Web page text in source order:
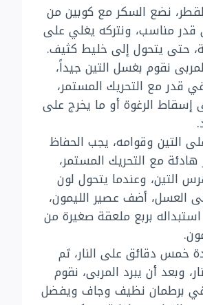
نضع السكر مع كوبين من
قدر مناسب، ونتركه يغلي على
حتى يتحول إلى خليط كثيف.
نقوم بغسل التين جيداً،
قدر مع التحريك المستمر،
إسقاط الرغوة أو ما يخرج على
التين وقوامه، يجب الحفاظ
هادئة مع التحريك المستمر،
التين، وعندما يتحول لون
العسل، أضف عصير الليمون،
بربع ملعقة صغيرة من
خمس دقائق على النار، ثم
وبعد أن يبرد المربى، نقوم
في برطمان نظيف وجاف ويفضل